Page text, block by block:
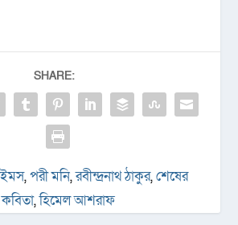
SHARE:
,পরী মনি,রবীন্দ্রনাথ ঠাকুর,শেষের
কবিতা,হিমেল আশরাফ